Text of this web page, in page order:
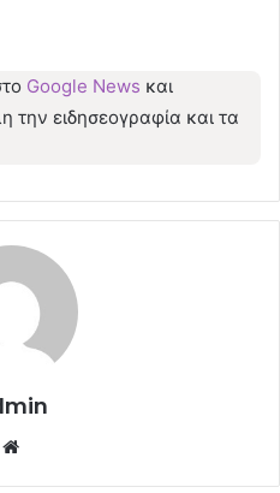
Google News και
την ειδησεογραφία και τα